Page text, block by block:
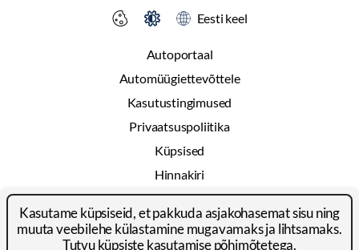
Autoportaal
Automüügiettevõttele
Kasutustingimused
Privaatsuspoliitika
Küpsised
Hinnakiri
Reklaam
Kontakt
Eesti keel
Kasutame küpsiseid, et pakkuda asjakohasemat sisu ning
muuta veebilehe külastamine mugavamaks ja lihtsamaks.
Tutvuküpsiste kasutamise põhimõtetega.